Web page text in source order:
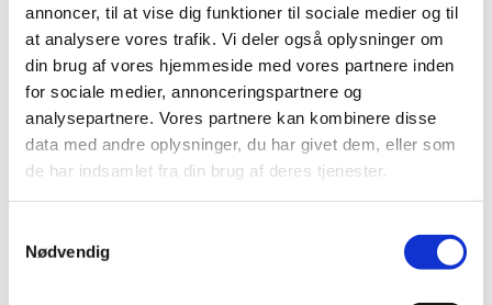
annoncer, til at vise dig funktioner til sociale medier og til
at analysere vores trafik. Vi deler også oplysninger om
din brug af vores hjemmeside med vores partnere inden
for sociale medier, annonceringspartnere og
analysepartnere. Vores partnere kan kombinere disse
data med andre oplysninger, du har givet dem, eller som
de har indsamlet fra din brug af deres tjenester.
Nødvendig
Årsrapport om børnevaccinations­programmet
2014
|27. april 2016|
Lægemiddelstyrelsen, Sundhedsstyrelsen og Statens
Serum Institut har sammen udgivet en årsrapport for
2015